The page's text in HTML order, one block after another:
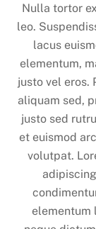
Nulla tortor
leo.
lacus
elementum,
justo vel eros.
aliquam sed,
justo sed
et euismod
volutpat.
elementum